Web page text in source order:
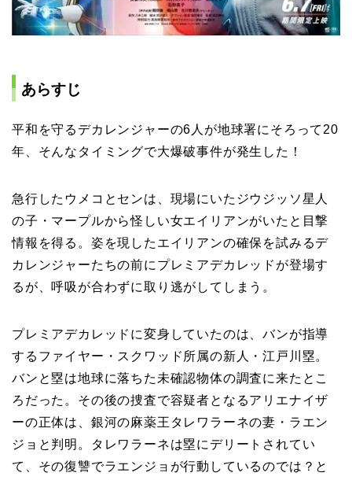
あらすじ
平和を守るデカレンジャーの6人が地球署にそろって20
年、そんなタイミングで大爆破事件が発生した！
急行したウメコとセンは、現場にいたジウジッソ星人
の子・マープルから怪しい女エイリアンがいたと目撃
情報を得る。姿を現したエイリアンの確保を試みるデ
カレンジャーたちの前にプレミアデカレッドが登場す
るが、呼吸が合わずに取り逃がしてしまう。
プレミアデカレッドに変身していたのは、バンが指導
するファイヤー・スクワッド所属の新人・江戸川塁。
バンと塁は地球に落ちた未確認物体の調査に来たとこ
ろだった。その後の捜査で容疑者となるアリエナイザ
ーの正体は、銀河の麻薬王タレワラーネの妻・ラエン
ジョと判明。タレワラーネは塁にデリートされてい
て、その復讐でラエンジョが行動しているのでは？と